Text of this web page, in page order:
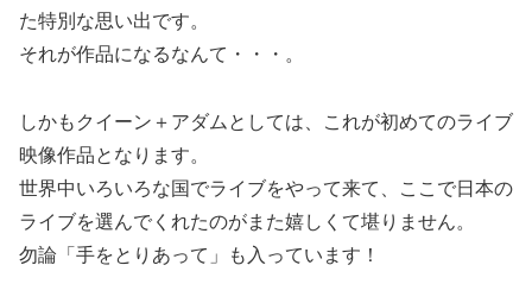
た特別な思い出です。
それが作品になるなんて・・・。
しかもクイーン＋アダムとしては、これが初めてのライブ
映像作品となります。
世界中いろいろな国でライブをやって来て、ここで日本の
ライブを選んでくれたのがまた嬉しくて堪りません。
勿論「手をとりあって」も入っています！